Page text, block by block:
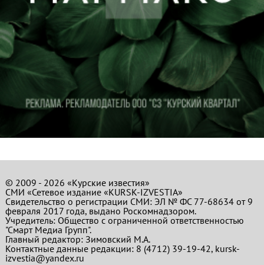
© 2009 - 2026 «Курские известия»
СМИ «Сетевое издание «KURSK-IZVESTIA»
Свидетельство о регистрации СМИ: ЭЛ № ФС 77-68634 от 9
февраля 2017 года, выдано Роскомнадзором.
Учредитель: Общество с ограниченной ответственностью
"Смарт Медиа Групп".
Главный редактор:Зимовский М.А.
Контактные данные редакции: 8 (4712) 39-19-42, kursk-
izvestia@yandex.ru